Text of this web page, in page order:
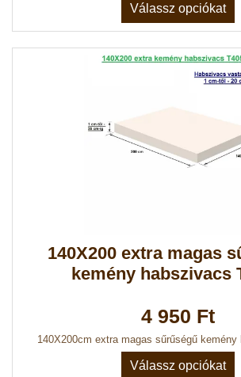
Válassz opciókat
140X200 extra magas
kemény habszivacs
4 950 Ft
140X200cm extra magas sűrűségű
Válassz opciókat